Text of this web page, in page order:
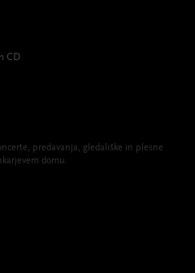
CD
predavanja, gledališke in plesne
domu.